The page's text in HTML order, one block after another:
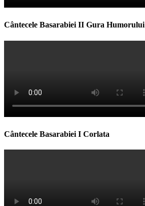
Cântecele Basarabiei II Gura Humorului
Cântecele Basarabiei I Corlata